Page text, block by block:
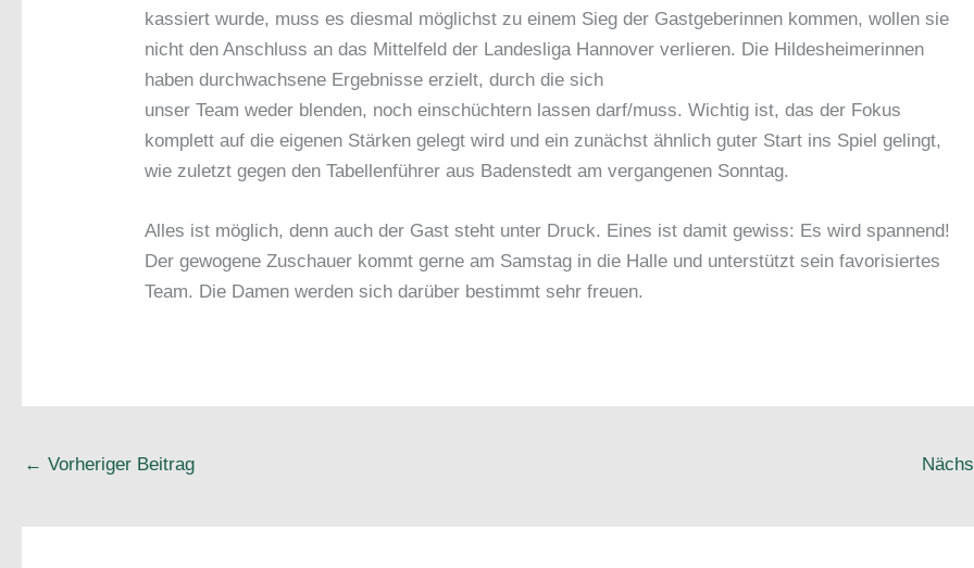
kassiert wurde, muss es diesmal möglichst zu einem Sieg der Gastgeberinnen kommen, wollen sie
nicht den Anschluss an das Mittelfeld der Landesliga Hannover verlieren. Die Hildesheimerinnen
haben durchwachsene Ergebnisse erzielt, durch die sich
unser Team weder blenden, noch einschüchtern lassen darf/muss. Wichtig ist, das der Fokus
komplett auf die eigenen Stärken gelegt wird und ein zunächst ähnlich guter Start ins Spiel gelingt,
wie zuletzt gegen den Tabellenführer aus Badenstedt am vergangenen Sonntag.
Alles ist möglich, denn auch der Gast steht unter Druck. Eines ist damit gewiss: Es wird spannend!
Der gewogene Zuschauer kommt gerne am Samstag in die Halle und unterstützt sein favorisiertes
Team. Die Damen werden sich darüber bestimmt sehr freuen.
← Vorheriger Beitrag